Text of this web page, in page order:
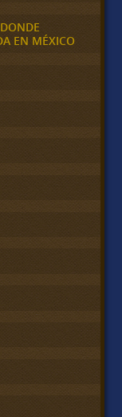
EN MÉXICO